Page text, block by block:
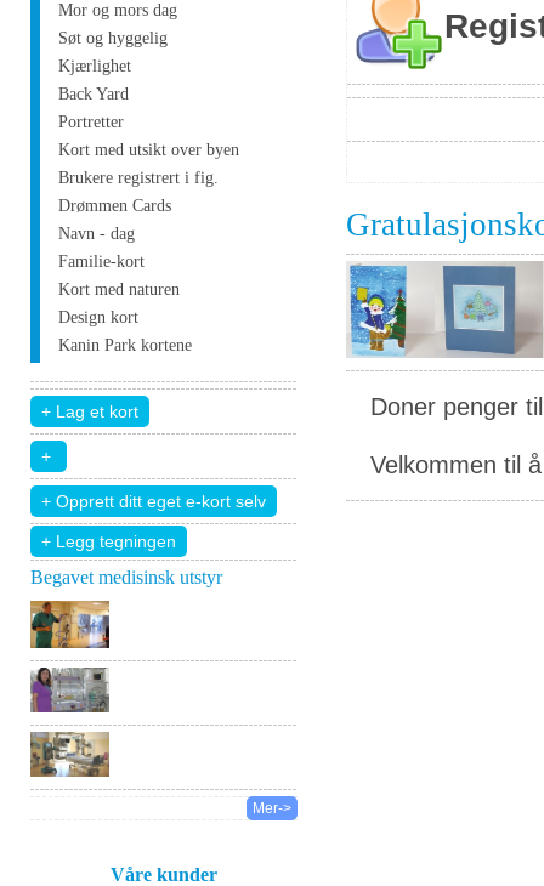
Mor og mors dag
Søt og hyggelig
Kjærlighet
Back Yard
Portretter
Kort med utsikt over byen
Brukere registrert i fig.
Drømmen Cards
Navn - dag
Familie-kort
Kort med naturen
Design kort
Kanin Park kortene
+ Legg tegningen
Begavet medisinsk utstyr
Mer->
Våre kunder
Doner penger
Velkommen til